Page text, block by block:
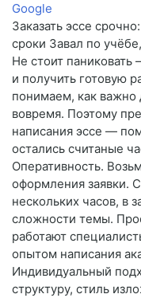
Google
Заказать эссе
сроки Завал по
Не стоит паниковать
и получить готовую
понимаем, как важно
вовремя. Поэтому
написания эссе —
остались считаные
Оперативность.
оформления заявки.
нескольких часов, в
сложности темы.
работают
опытом написания
Индивидуальный
структуру, стиль